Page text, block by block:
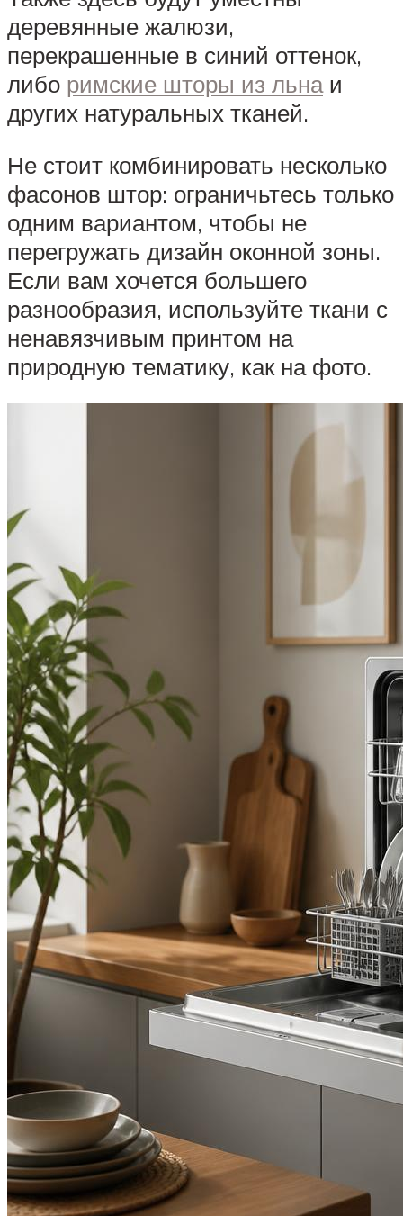
деревянные жалюзи,
перекрашенные в синий оттенок,
либо римские шторы из льнаи
других натуральных тканей.
Не стоит комбинировать несколько
фасонов штор: ограничьтесь только
одним вариантом, чтобы не
перегружать дизайн оконной зоны.
Если вам хочется большего
разнообразия, используйте ткани с
ненавязчивым принтом на
природную тематику, как на фото.